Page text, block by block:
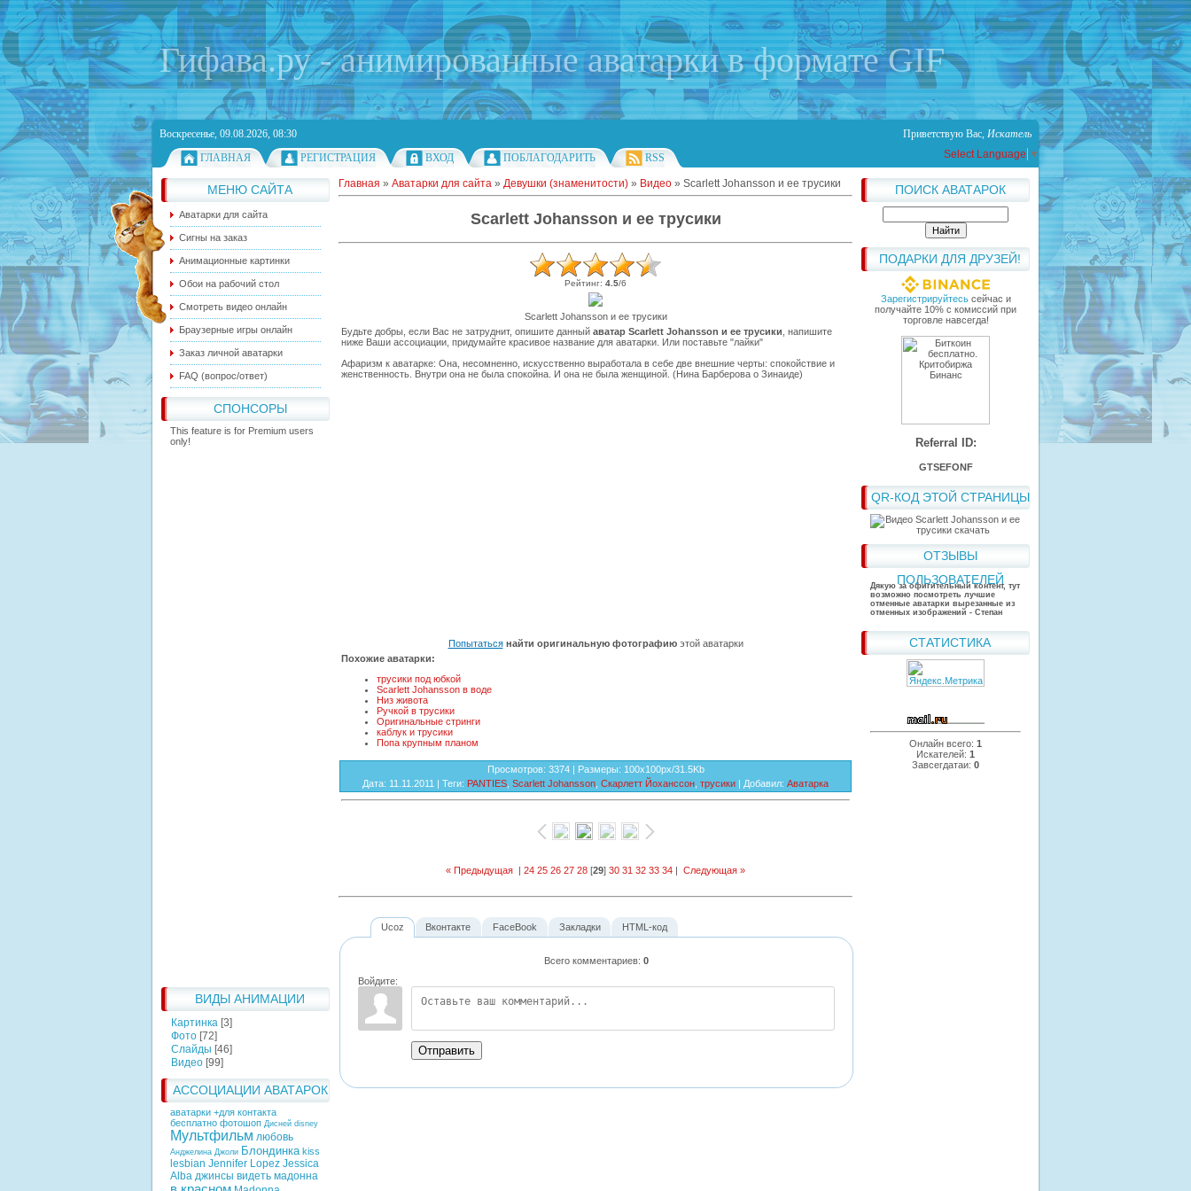
Гифава.ру - анимированные аватарки в формате GIF
Воскресенье, 09.08.2026, 08:30 Приветствую Вас, Искатель
ГЛАВНАЯ
РЕГИСТРАЦИЯ ВХОД ПОБЛАГОДАРИТЬ RSS Select Language ▼
МЕНЮ САЙТА
Аватарки для сайта
Сигны на заказ
Анимационные картинки
Обои на рабочий стол
Смотреть видео онлайн
Браузерные игры онлайн
Заказ личной аватарки
FAQ (вопрос/ответ)
СПОНСОРЫ
This feature is for Premium users
only!
ВИДЫ АНИМАЦИИ
Картинка [3]
Фото [72]
Слайды [46]
Видео [99]
АССОЦИАЦИИ АВАТАРОК
аватарки +для контакта
бесплатно фотошоп Дисней disney
Мультфильм любовь
Анджелина Джоли Блондинка kiss
lesbian Jennifer Lopez Jessica
Alba джинсы видеть мадонна
ПОИСК АВАТАРОК
ПОДАРКИ ДЛЯ ДРУЗЕЙ!
Зарегистрируйтесьсейчас и
получайте 10% с комиссий при
торговле навсегда!
Referral ID:
GTSEFONF
QR-КОД ЭТОЙ СТРАНИЦЫ
ОТЗЫВЫ
ПОЛЬЗОВАТЕЛЕЙ
Дякую за офигительный контент, тут
возможно посмотреть лучшие
отменные аватарки вырезанные из
отменных изображений - Степан
СТАТИСТИКА
Онлайн всего: 1
Искателей: 1
Завсегдатаи: 0
Главная » Аватарки для сайта » Девушки (знаменитости) » Видео » Scarlett Johansson и ее трусики
Scarlett Johansson и ее трусики
Рейтинг: 4.5/6
Scarlett Johansson и ее трусики
Будьте добры, если Вас не затруднит, опишите данный аватар Scarlett Johansson и ее трусики , напишите
ниже Ваши ассоциации, придумайте красивое название для аватарки. Или поставьте "лайки"
Афаризм к аватарке: Она, несомненно, искусственно выработала в себе две внешние черты: спокойствие и
женственность. Внутри она не была спокойна. И она не была женщиной. (Нина Барберова о Зинаиде)
Попытаться найти оригинальную фотографиюэтой аватарки
Похожие аватарки:
трусики под юбкой
Scarlett Johansson в воде
Низ живота
Ручкой в трусики
Оригинальные стринги
каблук и трусики
Попа крупным планом
Просмотров: 3374 | Размеры: 100x100px/31.5Kb
Дата: 11.11.2011 | Теги: PANTIES Scarlett Johansson Скарлетт Йоханссон трусики | Добавил: Аватарка
« Предыдущая | 24 25 26 27 28 [29] 30 31 32 33 34 | Следующая »
Ucoz
Всего комментариев: 0
Войдите:
Отправить
Вконтакте FaceBook Закладки HTML-код